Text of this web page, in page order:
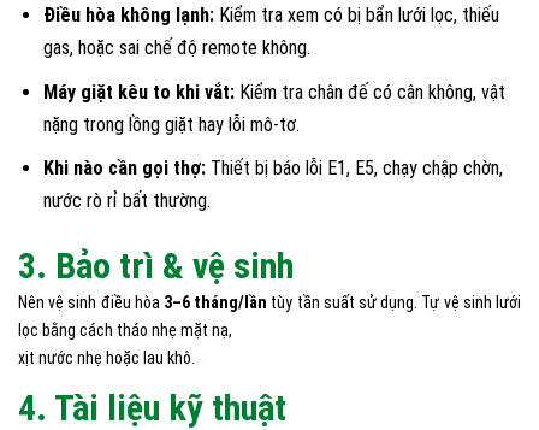
Điều hòa không lạnh:Kiểm tra xem có bị bẩn lưới lọc, thiếu
gas, hoặc sai chế độ remote không.
Máy giặt kêu to khi vắt:Kiểm tra chân đế có cân không, vật
nặng trong lồng giặt hay lỗi mô-tơ.
Khi nào cần gọi thợ:Thiết bị báo lỗi E1, E5, chạy chập chờn,
nước rò rỉ bất thường.
3. Bảo trì & vệ sinh
Nên vệ sinh điều hòa 3–6 tháng/lần tùy tần suất sử dụng. Tự vệ sinh lưới
lọc bằng cách tháo nhẹ mặt nạ,
xịt nước nhẹ hoặc lau khô.
4. Tài liệu kỹ thuật